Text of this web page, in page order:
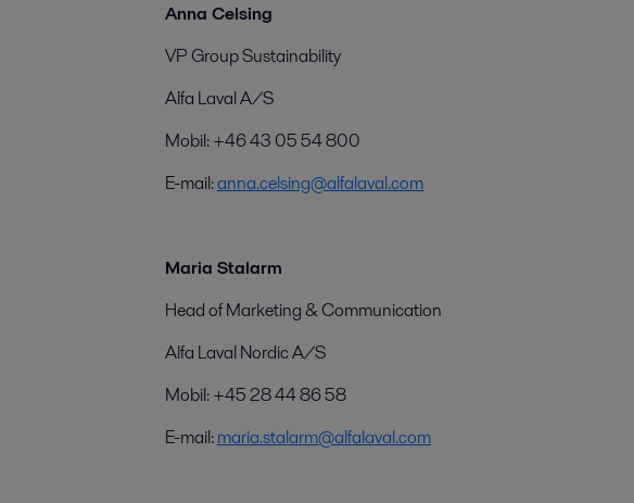
Anna Celsing
VP Group Sustainability
Alfa Laval A/S
Mobil: +46 43 05 54 800
E-mail:anna.celsing@alfalaval.com
Maria Stalarm
Head of Marketing & Communication
Alfa Laval Nordic A/S
Mobil: +45 28 44 86 58
E-mail:maria.stalarm@alfalaval.com